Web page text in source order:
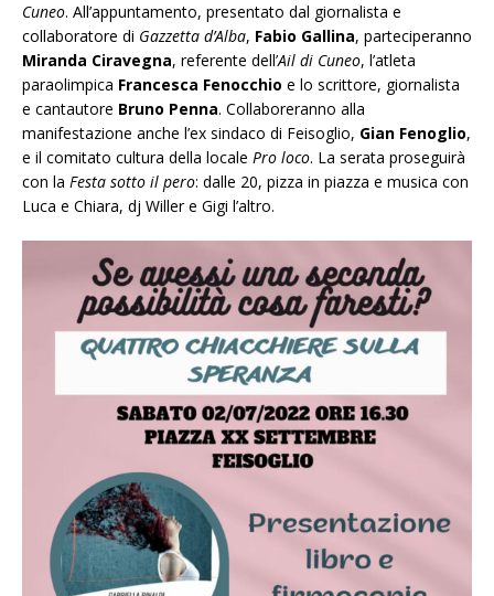
Cuneo. All’appuntamento, presentato dal giornalista e
collaboratore di Gazzetta d’Alba, Fabio Gallina, parteciperanno
Miranda Ciravegna, referente dell’Ail di Cuneo, l’atleta
paraolimpica Francesca Fenocchio e lo scrittore, giornalista
e cantautore Bruno Penna. Collaboreranno alla
manifestazione anche l’ex sindaco di Feisoglio, Gian Fenoglio,
e il comitato cultura della locale Pro loco. La serata proseguirà
con la Festa sotto il pero: dalle 20, pizza in piazza e musica con
Luca e Chiara, dj Willer e Gigi l’altro.